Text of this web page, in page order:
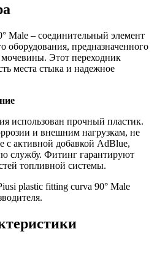
Male – соединительный элемент
оборудования, предназначенного
мочевины. Этот переходник
места стыка и надежное
использован прочный пластик.
и внешним нагрузкам, не
с активной добавкой AdBlue,
службу. Фитинг гарантируют
топливной системы.
plastic fitting curva 90° Male